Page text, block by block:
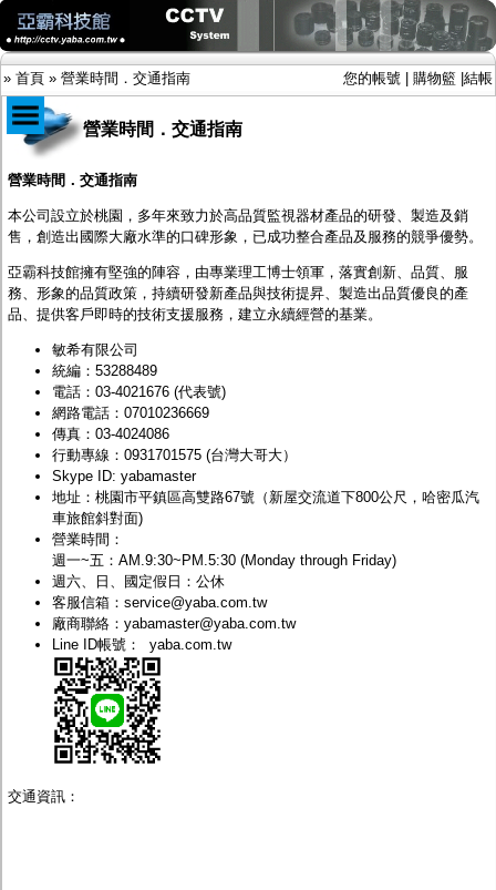
» 首頁 » 營業時間．交通指南 您的帳號 購物籃 結帳
商品目錄
限時促銷特惠專案
IP網路攝影機及錄放影機
AHD半球型(適用屋內)
AHD中小型紅外線攝影機(適用騎樓、室內外)
AHD防護罩型攝影機(適用屋外，紅外線照射
AHD特殊功能型攝影機
旋轉型攝影機.旋轉台
傳統高解析攝影機
鏡頭
投光設備
防護罩及支架
多路攝影機單軸傳輸
監聽器.麥克風
網路設備
視訊轉換設備
雙絞線傳輸器
雜訊改善器
分配放大器
網路線用水晶頭
網路線
懶人線.同軸線.花線
線頭.插座.延長線.HDMI線
集線盒.防水盒.配線盒
變壓器.避雷器
轉接頭
行車紀錄器.車用插座配件
營業時間．交通指南
營業時間．交通指南
本公司設立於桃園，多年來致力於高品質監視器材產品的研發、製造及銷
售，創造出國際大廠水準的口碑形象，已成功整合產品及服務的競爭優勢。
亞霸科技館擁有堅強的陣容，由專業理工博士領軍，落實創新、品質、服
務、形象的品質政策，持續研發新產品與技術提昇、製造出品質優良的產
品、提供客戶即時的技術支援服務，建立永續經營的基業。
敏希有限公司
統編：53288489
電話： 03-4021676 (代表號)
網路電話：07010236669
傳真：03-4024086
行動專線： 0931701575 (台灣大哥大）
Skype ID: yabamaster
地址：桃園市平鎮區高雙路67號 （ 新屋交流道下800公尺 ，哈密瓜汽
車旅館斜對面)
營業時間：
週一~五：AM.9:30~PM.5:30 (Monday through Friday)
週六、日、國定假日：公休
客服信箱： service@yaba.com.tw
廠商聯絡： yabamaster@yaba.com.tw
Line ID帳號： yaba.com.tw
交通資訊：